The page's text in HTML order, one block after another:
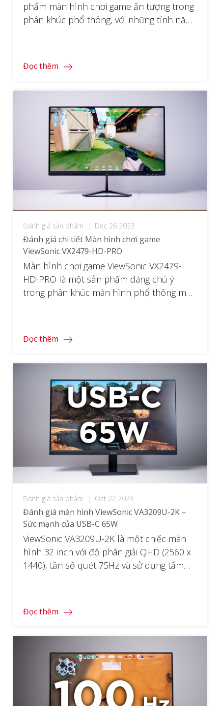
phẩm màn hình chơi game ấn tượng trong
phân khúc phổ thông, với những tính năng
màn hình cũng có một […]
Đọc thêm
Đánh giá sản phẩm | Dec 26 2023
Đánh giá chi tiết Màn hình chơi game
ViewSonic VX2479-HD-PRO
Màn hình chơi game ViewSonic VX2479-
HD-PRO là một sản phẩm đáng chú ý
trong phân khúc màn hình phổ thông mà
nghiệm hình ảnh tuyệt vời cho người dùng.
Đọc thêm
Đánh giá sản phẩm | Oct 22 2023
Đánh giá màn hình ViewSonic VA3209U-2K –
Sức mạnh của USB-C 65W
ViewSonic VA3209U-2K là một chiếc màn
hình 32 inch với độ phân giải QHD (2560 x
1440), tần số quét 75Hz và sử dụng tấm
mắt,… Nhưng cụ thể […]
Đọc thêm